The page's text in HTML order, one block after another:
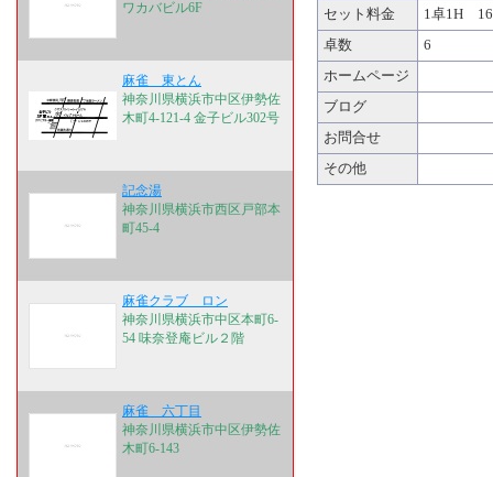
ワカバビル6F
麻雀 東とん
神奈川県横浜市中区伊勢佐
木町4-121-4 金子ビル302号
記念湯
神奈川県横浜市西区戸部本
町45-4
麻雀クラブ ロン
神奈川県横浜市中区本町6-
54 味奈登庵ビル２階
麻雀 六丁目
神奈川県横浜市中区伊勢佐
木町6-143
セット料金
1卓1H
卓数
6
ホームページ
ブログ
お問合せ
その他